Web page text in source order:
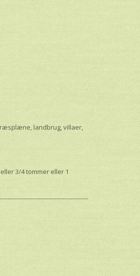
landbrug, villaer,
3/4 tommer eller 1